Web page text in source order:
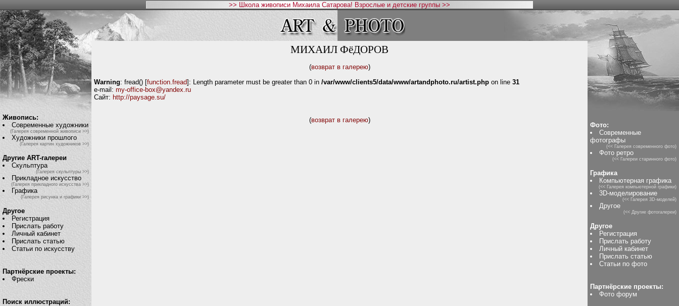
>> Школа живописи Михаила Сатарова! Взрослые и детские группы >>
Живопись:
Современные художники
(Галерея современной живописи >>)
Художники прошлого
(Галерея картин художников >>)
Другие ART-галереи
Скульптура
(Галерея скульптуры >>)
Прикладное искусство
(Галерея прикладного искусства >>)
Графика
(Галерея рисунка и графики >>)
Другое
Регистрация
Прислать работу
Личный кабинет
Прислать статью
Статьи по искусству
Партнёрские проекты:
Фрески
Поиск иллюстраций:
МИХАИЛ ФёДОРОВ
(возврат в галерею)
Warning: fread() [function.fread]: Length parameter must be greater than 0 in /var/www/clients5/data/www/artandphoto.ru/artist.php on line 31
e-mail: my-office-box@yandex.ru
Сайт: http://paysage.su/
(возврат в галерею)
Фото:
Современные
фотографы
(<< Галерея современного фото)
Фото ретро
(<< Галереи старинного фото)
Графика
Компьютерная графика
(<< Галерея компьютерной графики)
3D-моделирование
(<< Галерея 3D-моделей)
Другое
(<< Другие фотогалереи)
Другое
Регистрация
Прислать работу
Личный кабинет
Прислать статью
Статьи по фото
Партнёрские проекты:
Фото форум